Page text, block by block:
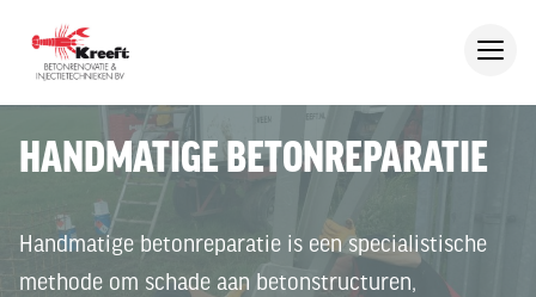
HANDMATIGE BETONREPARATIE
Handmatige betonreparatie is een specialistische
methode om schade aan betonstructuren,